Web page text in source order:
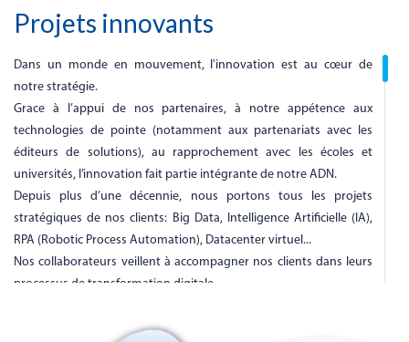
Projets innovants
Dans un monde en mouvement, l'innovation est au cœur de
notre stratégie.
Grace à l’appui de nos partenaires, à notre appétence aux
technologies de pointe (notamment aux partenariats avec les
éditeurs de solutions), au rapprochement avec les écoles et
universités, l’innovation fait partie intégrante de notre ADN.
Depuis plus d’une décennie, nous portons tous les projets
stratégiques de nos clients: Big Data, Intelligence Artificielle (IA),
RPA (Robotic Process Automation), Datacenter virtuel...
Nos collaborateurs veillent à accompagner nos clients dans leurs
processus de transformation digitale.